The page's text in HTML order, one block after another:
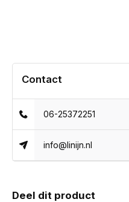
Contact
06-25372251
info@linijn.nl
Deel dit product